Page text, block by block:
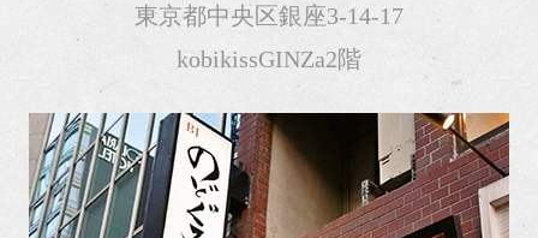
東京都中央区銀座3-14-17
kobikissGINZa2階